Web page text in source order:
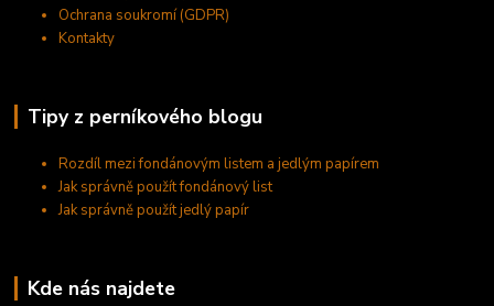
Ochrana soukromí (GDPR)
Kontakty
Tipy z perníkového blogu
Rozdíl mezi fondánovým listem a jedlým papírem
Jak správně použít fondánový list
Jak správně použít jedlý papír
Kde nás najdete